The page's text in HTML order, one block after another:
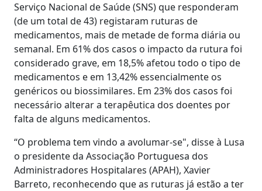
Serviço Nacional de Saúde (SNS) que responderam
(de um total de 43) registaram ruturas de
medicamentos, mais de metade de forma diária ou
semanal. Em 61% dos casos o impacto da rutura foi
considerado grave, em 18,5% afetou todo o tipo de
medicamentos e em 13,42% essencialmente os
genéricos ou biossimilares. Em 23% dos casos foi
necessário alterar a terapêutica dos doentes por
falta de alguns medicamentos.
“O problema tem vindo a avolumar-se", disse à Lusa
o presidente da Associação Portuguesa dos
Administradores Hospitalares (APAH), Xavier
Barreto, reconhecendo que as ruturas já estão a ter